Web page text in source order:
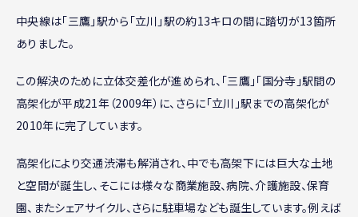
中央線は「三鷹」駅から「立川」駅の約13キロの間に踏切が13箇所
ありました。
この解決のために立体交差化が進められ、「三鷹」「国分寺」駅間の
高架化が平成21年（2009年）に、さらに「立川」駅までの高架化が
2010年に完了しています。
高架化により交通渋滞も解消され、中でも高架下には巨大な土地
と空間が誕生し、そこには様々な商業施設、病院、介護施設、保育
園、またシェアサイクル、さらに駐車場なども誕生しています。例えば